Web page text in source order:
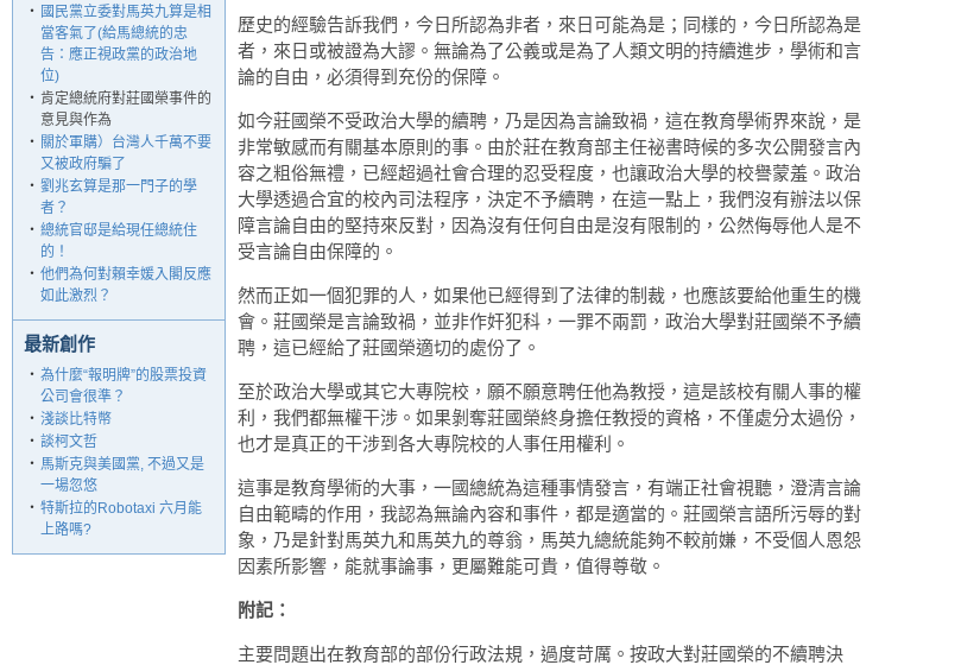
‧ 國民黨立委對馬英九算是相
當客氣了(給馬總統的忠
告：應正視政黨的政治地
位)
‧ 肯定總統府對莊國榮事件的
意見與作為
‧ 關於軍購）台灣人千萬不要
又被政府騙了
‧ 劉兆玄算是那一門子的學
者？
‧ 總統官邸是給現任總統住
的！
‧ 他們為何對賴幸媛入閣反應
如此激烈？
最新創作
‧ 為什麼“報明牌”的股票投資
公司會很準？
‧ 淺談比特幣
‧ 談柯文哲
‧ 馬斯克與美國黨, 不過又是
一場忽悠
‧ 特斯拉的Robotaxi 六月能
上路嗎?
歷史的經驗告訴我們，今日所認為非者，來日可能為是；同樣的，今日所認為是
者，來日或被證為大謬。無論為了公義或是為了人類文明的持續進步，學術和言
論的自由，必須得到充份的保障。
如今莊國榮不受政治大學的續聘，乃是因為言論致禍，這在教育學術界來說，是
非常敏感而有關基本原則的事。由於莊在教育部主任祕書時候的多次公開發言內
容之粗俗無禮，已經超過社會合理的忍受程度，也讓政治大學的校譽蒙羞。 政治
大學透過合宜的校內司法程序，決定不予續聘，在這一點上，我們沒有辦法以保
障言論自由的堅持來反對，因為沒有任何自由是沒有限制的，公然侮辱他人是不
受言論自由保障的。
然而正如一個犯罪的人，如果他已經得到了法律的制裁，也應該要給他重生的機
會。莊國榮是言論致禍，並非作奸犯科，一罪不兩罰，政治大學對莊國榮不予續
聘，這已經給了莊國榮適切的處份了。
至於政治大學或其它大專院校，願不願意聘任他為教授，這是該校有關人事的權
利，我們都無權干涉。如果剝奪莊國榮終身擔任教授的資格，不僅處分太過份，
也才是真正的干涉到各大專院校的人事任用權利。
這事是教育學術的大事， 一國總統為這種事情發言，有端正社會視聽，澄清言論
自由範疇的作用，我認為無論內容和事件，都是適當的。莊國榮言語所污辱的對
象，乃是針對馬英九和馬英九的尊翁，馬英九總統能夠不較前嫌，不受個人恩怨
因素所影響，能就事論事，更屬難能可貴，值得尊敬。
附記：
主要問題出在教育部的部份行政法規，過度苛厲。按政大對莊國榮的不續聘決